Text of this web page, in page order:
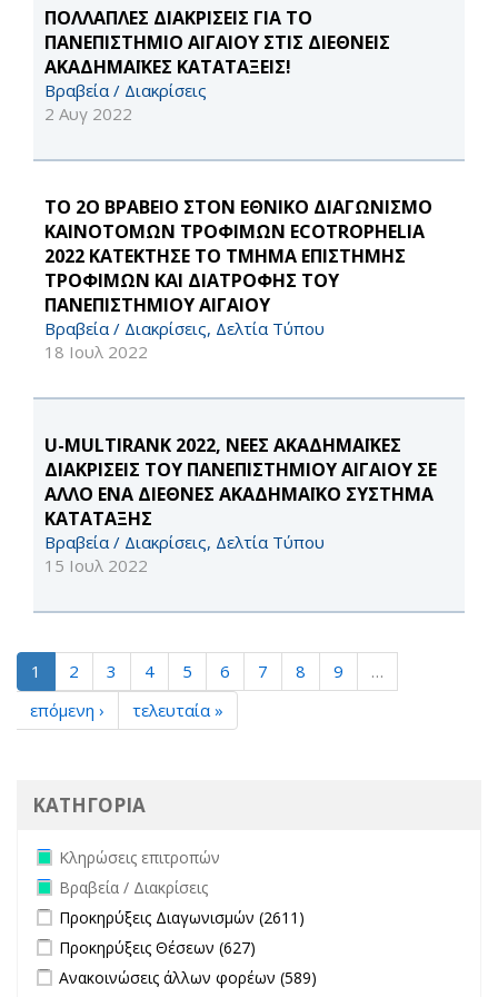
ΠΟΛΛΑΠΛΕΣ ΔΙΑΚΡΙΣΕΙΣ ΓΙΑ ΤΟ
ΠΑΝΕΠΙΣΤΗΜΙΟ ΑΙΓΑΙΟΥ ΣΤΙΣ ΔΙΕΘΝΕΙΣ
ΑΚΑΔΗΜΑΪΚΕΣ ΚΑΤΑΤΑΞΕΙΣ!
Βραβεία / Διακρίσεις
2 Αυγ 2022
ΤΟ 2Ο ΒΡΑΒΕΙΟ ΣΤΟΝ ΕΘΝΙΚΟ ΔΙΑΓΩΝΙΣΜΟ
ΚΑΙΝΟΤΟΜΩΝ ΤΡΟΦΙΜΩΝ ECOTROPHELIA
2022 ΚΑΤΕΚΤΗΣΕ ΤΟ ΤΜΗΜΑ ΕΠΙΣΤΗΜΗΣ
ΤΡΟΦΙΜΩΝ ΚΑΙ ΔΙΑΤΡΟΦΗΣ ΤΟΥ
ΠΑΝΕΠΙΣΤΗΜΙΟΥ ΑΙΓΑΙΟΥ
Βραβεία / Διακρίσεις, Δελτία Τύπου
18 Ιουλ 2022
U-MULTIRANK 2022, ΝΕΕΣ ΑΚΑΔΗΜΑΪΚΕΣ
ΔΙΑΚΡΙΣΕΙΣ ΤΟΥ ΠΑΝΕΠΙΣΤΗΜΙΟΥ ΑΙΓΑΙΟΥ ΣΕ
ΑΛΛΟ ΕΝΑ ΔΙΕΘΝΕΣ ΑΚΑΔΗΜΑΪΚΟ ΣΥΣΤΗΜΑ
ΚΑΤΑΤΑΞΗΣ
Βραβεία / Διακρίσεις, Δελτία Τύπου
15 Ιουλ 2022
1 2 3 4 5 6 7 8 9
…
επόμενη ›
τελευταία »
ΚΑΤΗΓΟΡΙΑ
Remove Κληρώσεις επιτροπών filter
Κληρώσεις επιτροπών
Remove Βραβεία / Διακρίσεις filter
Βραβεία / Διακρίσεις
Apply Προκηρύξεις Διαγωνισμών filter
Προκηρύξεις Διαγωνισμών (2611)
Apply Προκηρύξεις Θέσεων filter
Προκηρύξεις Θέσεων (627)
Apply Ανακοινώσεις άλλων φορέων filter
Ανακοινώσεις άλλων φορέων (589)